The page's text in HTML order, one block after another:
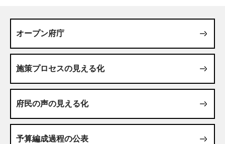
オープン府庁
施策プロセスの見える化
府民の声の見える化
予算編成過程の公表